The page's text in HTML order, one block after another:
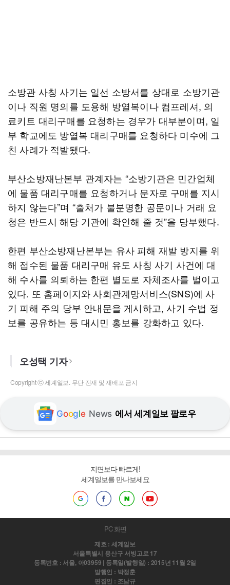
소방관 사칭 사기는 일선 소방서를 상대로 소방기관
이나 직원 명의를 도용해 방열복이나 컴프레셔, 의
료키트 대리구매를 요청하는 경우가 대부분이며, 일
부 학교에도 방열복 대리구매를 요청하다 미수에 그
친 사례가 적발됐다.
부산소방재난본부 관계자는 “소방기관은 민간업체
에 물품 대리구매를 요청하거나 문자로 구매를 지시
하지 않는다”며 “출처가 불분명한 공문이나 거래 요
청은 반드시 해당 기관에 확인해 줄 것”을 당부했다.
한편 부산소방재난본부는 유사 피해 재발 방지를 위
해 접수된 물품 대리구매 유도 사칭 사기 사건에 대
해 수사를 의뢰하는 한편 별도로 자체조사를 벌이고
있다. 또 홈페이지와 사회관계망서비스(SNS)에 사
기 피해 주의 당부 안내문을 게시하고, 사기 수법 정
보를 공유하는 등 대시민 홍보를 강화하고 있다.
오성택 기자
Copyright ⓒ 세계일보. 무단 전재 및 재배포 금지
Google News 에서 세계일보 팔로우
지면보다 빠르게!
세계일보를 만나보세요
PC 화면
제호 : 세계일보
서울특별시 용산구 서빙고로 17
등록번호 : 서울, 아03959 | 등록일(발행일) : 2015년 11월 2일
발행인 : 박정훈
편집인 : 조남규